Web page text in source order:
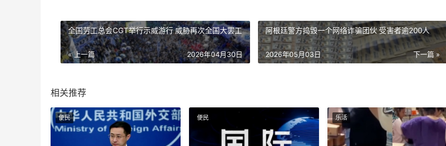
全国劳工总会CGT举行示威游行 威胁再次全国大罢工
« 上一篇 2026年04月30日
阿根廷警方捣毁一个网络诈骗团伙 受害者逾200人
下一篇 »
2026年05月03日
相关推荐
便民 便民 乐活